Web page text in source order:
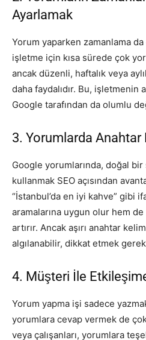
Ayarlamak
Yorum yaparken zamanlama
işletme için kısa sürede çok
ancak düzenli, haftalık veya
daha faydalıdır. Bu,
Google tarafından da olumlu
3. Yorumlarda Anahtar
Google yorumlarında, doğal
kullanmak SEO açısından
“İstanbul’da en iyi kahve” gibi
aramalarına uygun olur hem
artırır. Ancak aşırı anahtar
algılanabilir, dikkat etmek
4. Müşteri İle
Yorum yapma işi sadece
yorumlara cevap vermek de
veya çalışanları, yorumlara